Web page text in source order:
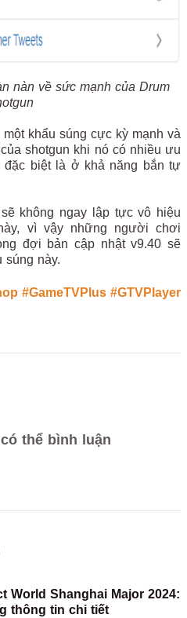
nàn về sức mạnh của Drum
khẩu súng cực kỳ mạnh và
shotgun khi nó có nhiều ưu
đặc biệt là ở khả năng bắn tự
không ngay lập tực vô hiệu
vì vậy những người chơi
đợi bản cập nhật v9.40 sẽ
súng này.
#GameTVPlus #GTVPlayer
thể bình luận
World Shanghai Major 2024:
thông tin chi tiết